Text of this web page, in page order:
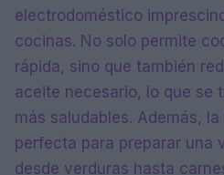
electrodoméstico
cocinas. No solo permite
rápida, sino que también
aceite necesario, lo que se
más saludables. Además,
perfecta para preparar una
desde verduras hasta